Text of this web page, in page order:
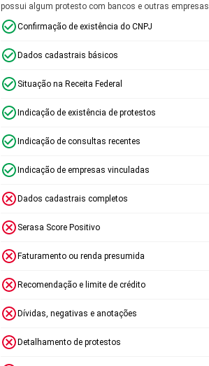
possui algum protesto com bancos e outras empresas.
Confirmação de existência do CNPJ
Dados cadastrais básicos
Situação na Receita Federal
Indicação de existência de protestos
Indicação de consultas recentes
Indicação de empresas vinculadas
Dados cadastrais completos
Serasa Score Positivo
Faturamento ou renda presumida
Recomendação e limite de crédito
Dívidas, negativas e anotações
Detalhamento de protestos